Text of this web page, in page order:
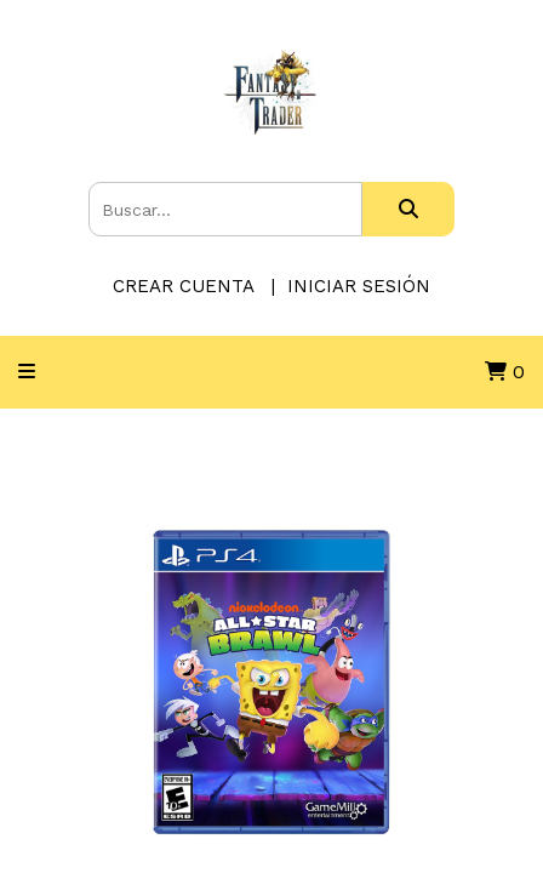
CREAR CUENTA INICIAR SESIÓN
0